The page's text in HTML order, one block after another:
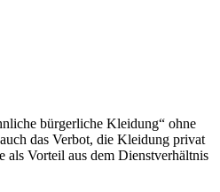
bürgerliche Kleidung“ ohne
das Verbot, die Kleidung privat
als Vorteil aus dem Dienstverhältnis